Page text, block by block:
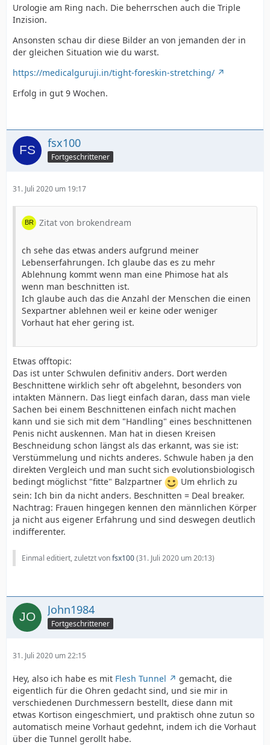
Urologie am Ring nach. Die beherrschen auch die Triple
Inzision.
Ansonsten schau dir diese Bilder an von jemanden der in
der gleichen Situation wie du warst.
https://medicalguruji.in/tight-foreskin-stretching/
Erfolg in gut 9 Wochen.
fsx100
Fortgeschrittener
31. Juli 2020 um 19:17
Zitat von brokendream
ch sehe das etwas anders aufgrund meiner
Lebenserfahrungen. Ich glaube das es zu mehr
Ablehnung kommt wenn man eine Phimose hat als
wenn man beschnitten ist.
Ich glaube auch das die Anzahl der Menschen die einen
Sexpartner ablehnen weil er keine oder weniger
Vorhaut hat eher gering ist.
Etwas offtopic:
Das ist unter Schwulen definitiv anders. Dort werden
Beschnittene wirklich sehr oft abgelehnt, besonders von
intakten Männern. Das liegt einfach daran, dass man viele
Sachen bei einem Beschnittenen einfach nicht machen
kann und sie sich mit dem "Handling" eines beschnittenen
Penis nicht auskennen. Man hat in diesen Kreisen
Beschneidung schon längst als das erkannt, was sie ist:
Verstümmelung und nichts anderes. Schwule haben ja den
direkten Vergleich und man sucht sich evolutionsbiologisch
bedingt möglichst "fitte" Balzpartner
Um ehrlich zu
sein: Ich bin da nicht anders. Beschnitten = Deal breaker.
Nachtrag: Frauen hingegen kennen den männlichen Körper
ja nicht aus eigener Erfahrung und sind deswegen deutlich
indifferenter.
Einmal editiert, zuletzt vonfsx100(31. Juli 2020 um 20:13)
John1984
Fortgeschrittener
31. Juli 2020 um 22:15
Hey, also ich habe es mit Flesh Tunnel
gemacht, die
eigentlich für die Ohren gedacht sind, und sie mir in
verschiedenen Durchmessern bestellt, diese dann mit
etwas Kortison eingeschmiert, und praktisch ohne zutun so
automatisch meine Vorhaut gedehnt, indem ich die Vorhaut
über die Tunnel gerollt habe.